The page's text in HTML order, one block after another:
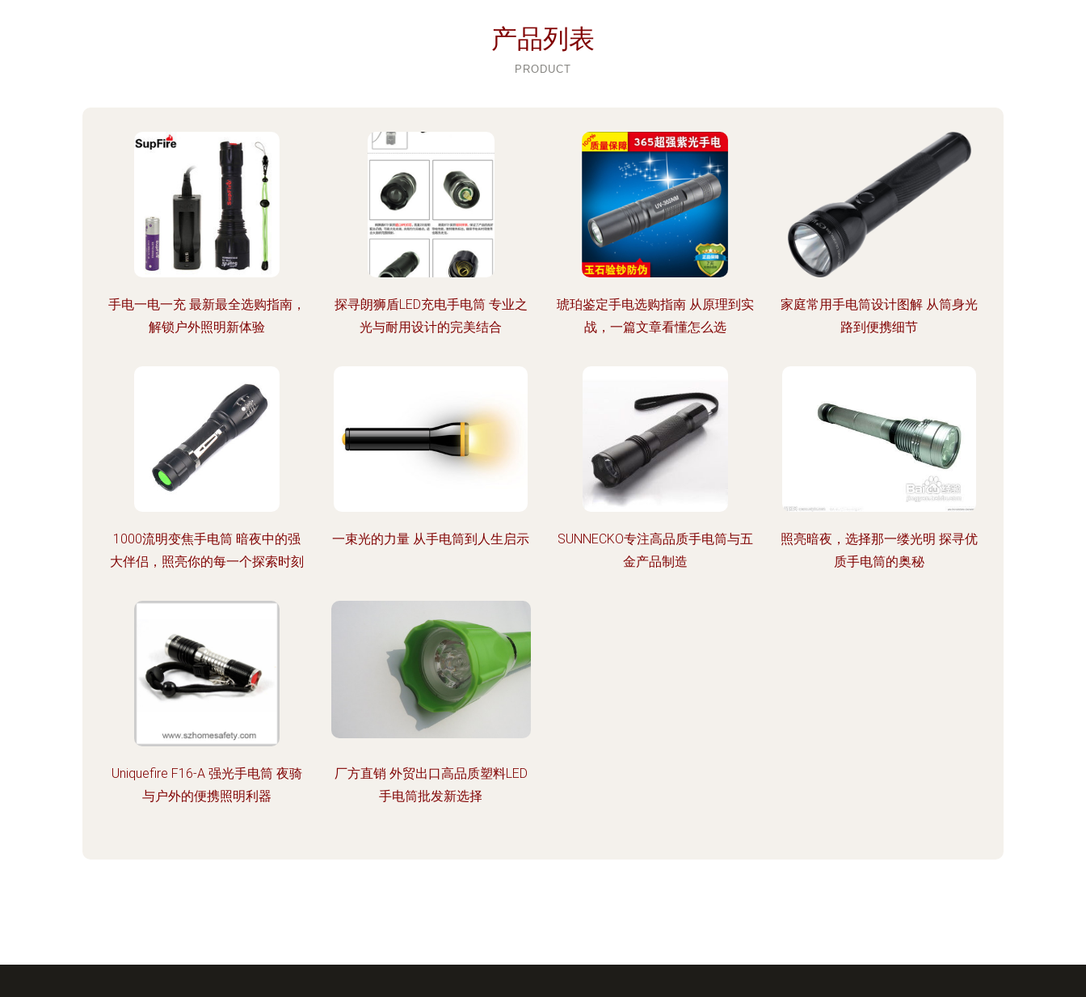
产品列表
PRODUCT
手电一电一充 最新最全选购指南，
解锁户外照明新体验
探寻朗狮盾LED充电手电筒 专业之
光与耐用设计的完美结合
琥珀鉴定手电选购指南 从原理到实
战，一篇文章看懂怎么选
家庭常用手电筒设计图解 从筒身光
路到便携细节
1000流明变焦手电筒 暗夜中的强
大伴侣，照亮你的每一个探索时刻
一束光的力量 从手电筒到人生启示
SUNNECKO专注高品质手电筒与五
金产品制造
照亮暗夜，选择那一缕光明 探寻优
质手电筒的奥秘
Uniquefire F16-A 强光手电筒 夜骑
与户外的便携照明利器
厂方直销 外贸出口高品质塑料LED
手电筒批发新选择